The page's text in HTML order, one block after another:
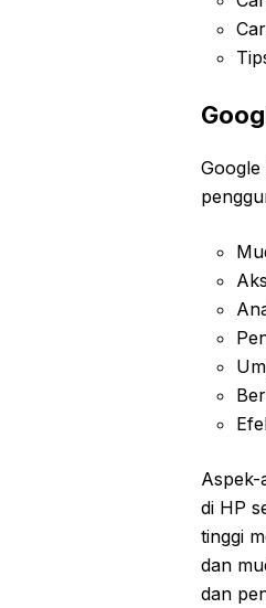
Aspek-
di HP
tinggi
dan
dan